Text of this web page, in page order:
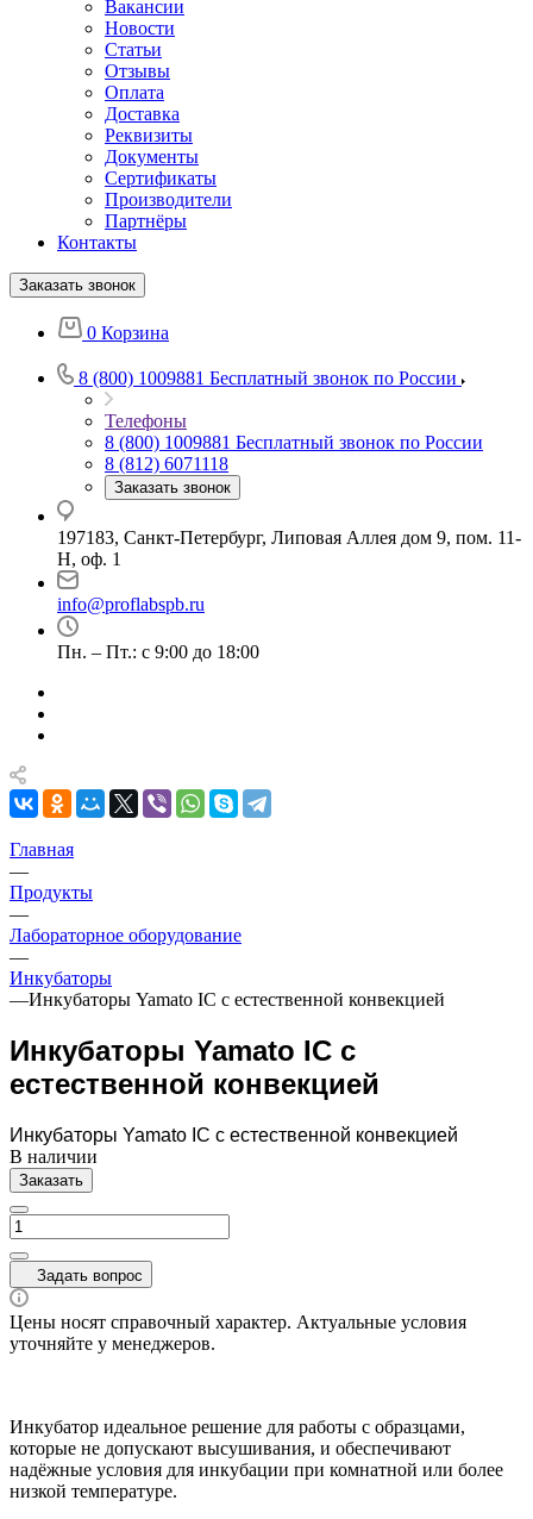
Вакансии
Новости
Статьи
Отзывы
Оплата
Доставка
Реквизиты
Документы
Сертификаты
Производители
Партнёры
Контакты
Заказать звонок
0 Корзина
8 (800) 1009881 Бесплатный звонок по России
Телефоны
8 (800) 1009881 Бесплатный звонок по России
8 (812) 6071118
Заказать звонок
197183, Санкт-Петербург, Липовая Аллея дом 9, пом. 11-
Н, оф. 1
info@proflabspb.ru
Пн. – Пт.: с 9:00 до 18:00
Главная
—
Продукты
—
Лабораторное оборудование
—
Инкубаторы
—Инкубаторы Yamato IC с естественной конвекцией
Инкубаторы Yamato IC с
естественной конвекцией
Инкубаторы Yamato IC с естественной конвекцией
В наличии
Заказать
Задать вопрос
Цены носят справочный характер. Актуальные условия
уточняйте у менеджеров.
Инкубатор идеальное решение для работы с образцами,
которые не допускают высушивания, и обеспечивают
надёжные условия для инкубации при комнатной или более
низкой температуре.